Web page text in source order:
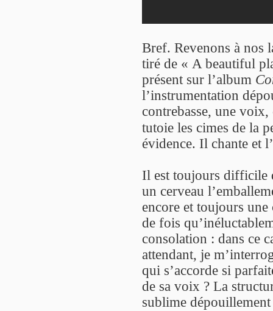
Bref. Revenons à nos
tiré de « A beautiful
présent sur l’album
l’instrumentation
contrebasse, une
tutoie les cimes de la
évidence. Il chante et
Il est toujours difficile
un cerveau
encore et toujours
de fois
consolation : dans ce
attendant, je
qui s’accorde si
de sa voix ? La
sublime